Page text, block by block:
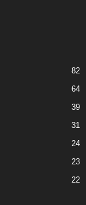
82
64
39
31
24
23
22